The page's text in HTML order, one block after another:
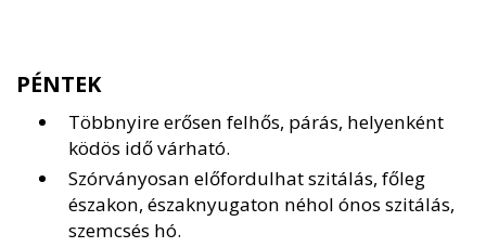
PÉNTEK
Többnyire erősen felhős, párás, helyenként
ködös idő várható.
Szórványosan előfordulhat szitálás, főleg
északon, északnyugaton néhol ónos szitálás,
szemcsés hó.